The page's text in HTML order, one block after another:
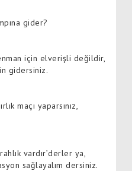
gider?
için elverişli değildir,
gidersiniz.
maçı yaparsınız,
vardır’derler ya,
sağlayalım dersiniz.